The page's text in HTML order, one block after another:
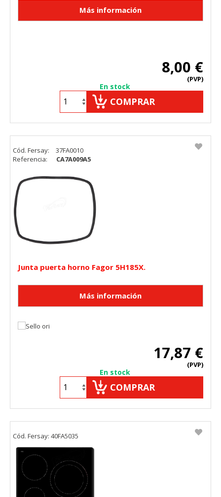
8,00 €
(PVP)
En stock
COMPRAR
Junta puerta horno Fagor 5H185X.
17,87 €
(PVP)
En stock
COMPRAR
Cód. Fersay:
37FA0010
Referencia:
CA7A009A5
Cód. Fersay: 40FA5035